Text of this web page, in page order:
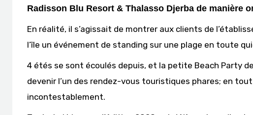
Radisson Blu Resort & Thalasso Djerba de manière
En réalité, il s’agissait de montrer aux clients de
l’île un événement de standing sur une plage en toute
4 étés se sont écoulés depuis, et la petite Beach Party
devenir l’un des rendez-vous touristiques phares; en
incontestablement.